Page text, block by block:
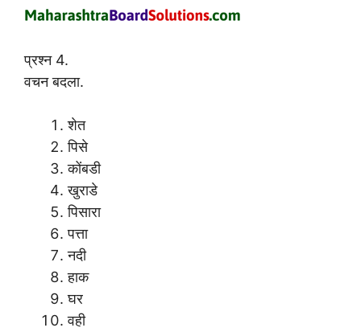
प्रश्न 4.
वचन बदला.
शेत
पिसे
कोंबडी
खुराडे
पिसारा
पत्ता
नदी
हाक
घर
वही